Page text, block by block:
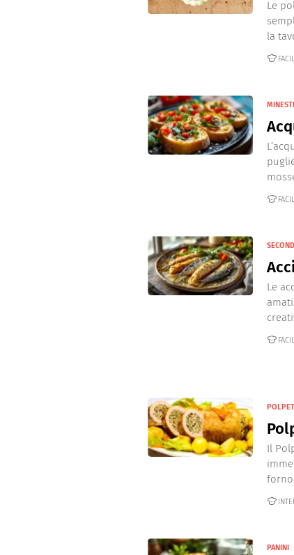
Le
la
Le
Il
forno
PANINI